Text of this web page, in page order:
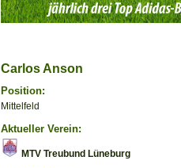
Carlos Anson
Position:
Mittelfeld
Aktueller Verein:
MTV Treubund Lüneburg